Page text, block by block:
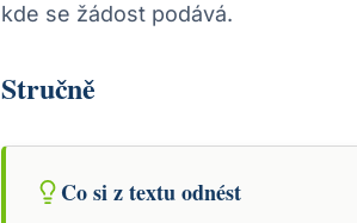
kde se žádost podává.
Stručně
Co si z textu odnést